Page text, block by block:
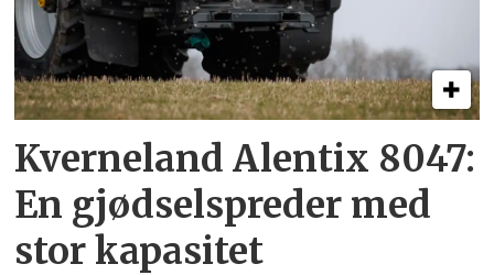
Kverneland Alentix 8047:
En gjødsel­spreder med
stor kapasitet